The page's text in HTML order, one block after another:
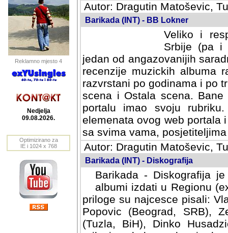
Reklamno mjesto 4
Nedjelja
09.08.2026.
Optimizirano za
IE i 1024 x 768
Autor: Dragutin Matoševic,
Barikada (INT) - BB Lokner
Veliko i
Srbije (pa i
jedan od angazovanijih
recenzije muzickih albuma
razvrstani po godinama i po
scena i Ostala scena.
portalu imao svoju
elemenata ovog web portala
sa svima vama,
Autor: Dragutin Matoševic,
Barikada (INT) - Diskografija
Barikada - Diskografija
albumi izdati u Regionu
priloge su najcesce pisali:
Popovic (Beograd, SRB),
(Tuzla, BiH), Dinko